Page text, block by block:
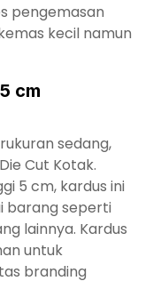
pengemasan
kecil namun
cm
sedang,
Cut Kotak.
5 cm, kardus ini
barang seperti
lainnya. Kardus
untuk
branding